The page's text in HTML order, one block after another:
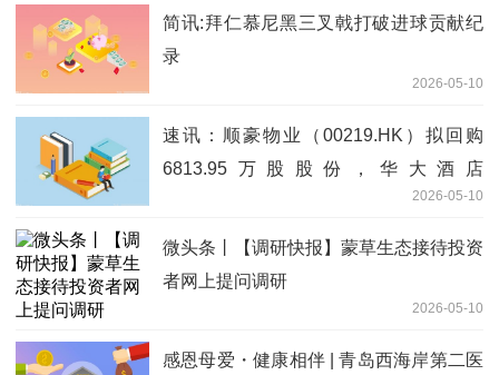
简讯:拜仁慕尼黑三叉戟打破进球贡献纪
录
2026-05-10
速讯：顺豪物业（00219.HK）拟回购
6813.95万股股份，华大酒店
2026-05-10
微头条丨【调研快报】蒙草生态接待投资
者网上提问调研
2026-05-10
感恩母爱・健康相伴 | 青岛西海岸第二医